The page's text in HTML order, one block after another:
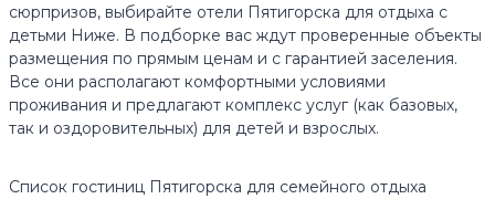
сюрпризов, выбирайте отели Пятигорска для отдыха с
детьми Ниже. В подборке вас ждут проверенные объекты
размещения по прямым ценам и с гарантией заселения.
Все они располагают комфортными условиями
проживания и предлагают комплекс услуг (как базовых,
так и оздоровительных) для детей и взрослых.
Список гостиниц Пятигорска для семейного отдыха